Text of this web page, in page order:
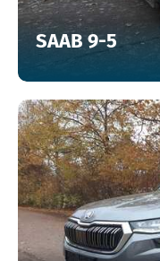
SAAB 9-5